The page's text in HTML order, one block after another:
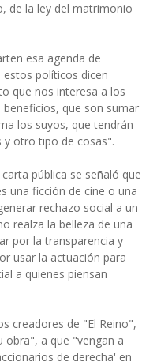
de la ley del matrimonio
esa agenda de
políticos dicen
que nos interesa a los
que son sumar
los suyos, que tendrán
y otro tipo de cosas".
pública se señaló que
una ficción de cine o una
rechazo social a un
realza la belleza de una
por la transparencia y
usar la actuación para
a quienes piensan
creadores de "El Reino",
obra", a que "vengan a
de derecha' en